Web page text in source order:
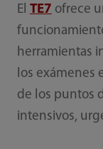
El TE7 ofrece
herramientas
los exámenes
de los puntos
intensivos,